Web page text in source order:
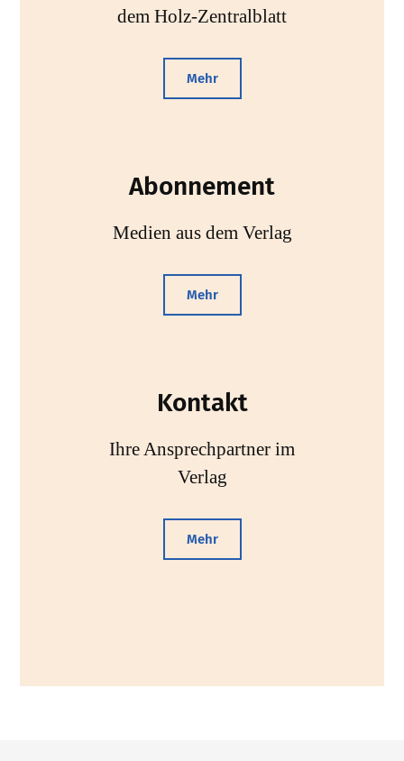
dem Holz-Zentralblatt
Mehr
Abonnement
Medien aus dem Verlag
Mehr
Kontakt
Ihre Ansprechpartner im
Verlag
Mehr